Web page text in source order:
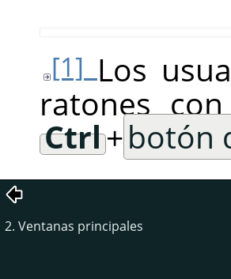
[1] Los
ratones
Ctrl+botón
2. Ventanas principales